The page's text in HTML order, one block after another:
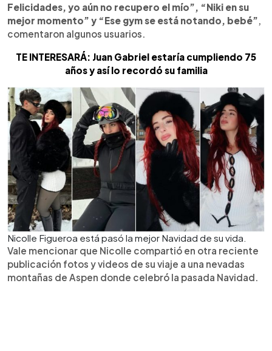
Felicidades, yo aún no recupero el mío”, “Niki en su
mejor momento” y “Ese gym se está notando, bebé”,
comentaron algunos usuarios.
TE INTERESARÁ: Juan Gabriel estaría cumpliendo 75
años y así lo recordó su familia
Nicolle Figueroa está pasó la mejor Navidad de su vida.
Vale mencionar que Nicolle compartió en otra reciente
publicación fotos y videos de su viaje a una nevadas
montañas de Aspen donde celebró la pasada Navidad.